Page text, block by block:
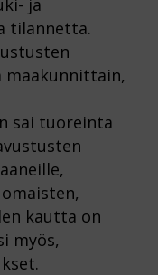
tilannetta.
maakunnittain,
sai tuoreinta
kautta on
myös,